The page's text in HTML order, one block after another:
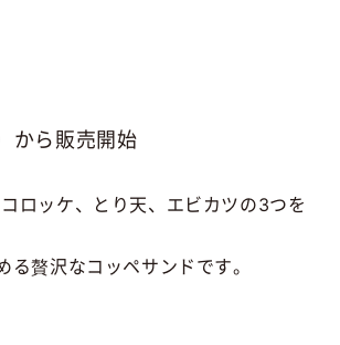
から販売開始
ロッケ、とり天、エビカツの3つを
る贅沢なコッペサンドです。